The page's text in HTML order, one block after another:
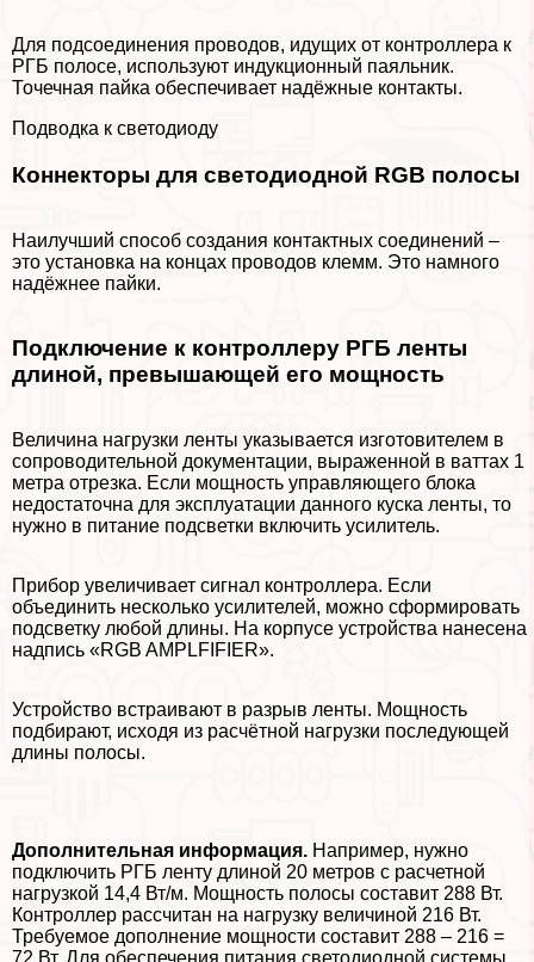
Для подсоединения проводов, идущих от контроллера к
РГБ полосе, используют индукционный паяльник.
Точечная пайка обеспечивает надёжные контакты.
Подводка к светодиоду
Коннекторы для светодиодной RGB полосы
Наилучший способ создания контактных соединений –
это установка на концах проводов клемм. Это намного
надёжнее пайки.
Подключение к контроллеру РГБ ленты
длиной, превышающей его мощность
Величина нагрузки ленты указывается изготовителем в
сопроводительной документации, выраженной в ваттах 1
метра отрезка. Если мощность управляющего блока
недостаточна для эксплуатации данного куска ленты, то
нужно в питание подсветки включить усилитель.
Прибор увеличивает сигнал контроллера. Если
объединить несколько усилителей, можно сформировать
подсветку любой длины. На корпусе устройства нанесена
надпись «RGB AMPLFIFIER».
Устройство встраивают в разрыв ленты. Мощность
подбирают, исходя из расчётной нагрузки последующей
длины полосы.
Дополнительная информация. Например, нужно
подключить РГБ ленту длиной 20 метров с расчетной
нагрузкой 14,4 Вт/м. Мощность полосы составит 288 Вт.
Контроллер рассчитан на нагрузку величиной 216 Вт.
Требуемое дополнение мощности составит 288 – 216 =
72 Вт. Для обеспечения питания светодиодной системы